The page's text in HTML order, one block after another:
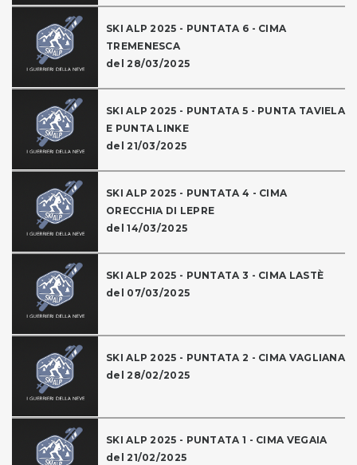
SKI ALP 2025 - PUNTATA 6 - CIMA
TREMENESCA
del 28/03/2025
SKI ALP 2025 - PUNTATA 5 - PUNTA TAVIELA
E PUNTA LINKE
del 21/03/2025
SKI ALP 2025 - PUNTATA 4 - CIMA
ORECCHIA DI LEPRE
del 14/03/2025
SKI ALP 2025 - PUNTATA 3 - CIMA LASTÈ
del 07/03/2025
SKI ALP 2025 - PUNTATA 2 - CIMA VAGLIANA
del 28/02/2025
SKI ALP 2025 - PUNTATA 1 - CIMA VEGAIA
del 21/02/2025